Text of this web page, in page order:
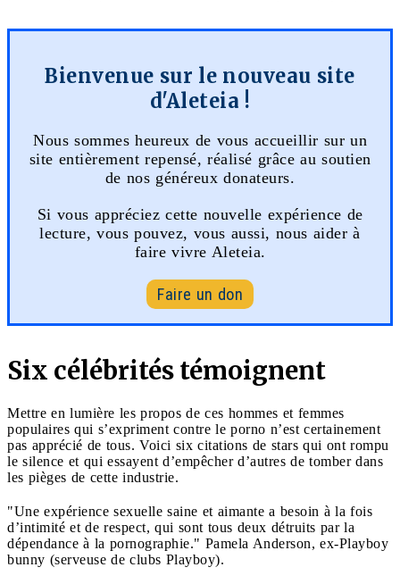
Bienvenue sur le nouveau site
d'Aleteia !
Nous sommes heureux de vous accueillir sur un
site entièrement repensé, réalisé grâce au soutien
de nos généreux donateurs.
Si vous appréciez cette nouvelle expérience de
lecture, vous pouvez, vous aussi, nous aider à
faire vivre Aleteia.
Faire un don
Six célébrités témoignent
Mettre en lumière les propos de ces hommes et femmes
populaires qui s’expriment contre le porno n’est certainement
pas apprécié de tous. Voici six citations de stars qui ont rompu
le silence et qui essayent d’empêcher d’autres de tomber dans
les pièges de cette industrie.
"Une expérience sexuelle saine et aimante a besoin à la fois
d’intimité et de respect, qui sont tous deux détruits par la
dépendance à la pornographie." Pamela Anderson, ex-Playboy
bunny (serveuse de clubs Playboy).